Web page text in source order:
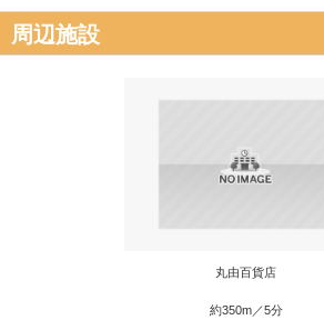
周辺施設
丸由百貨店
約350m／5分